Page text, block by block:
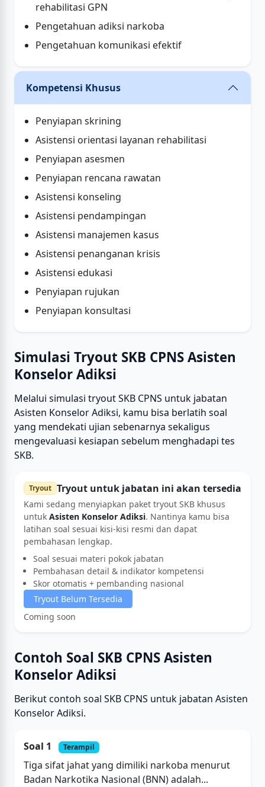
rehabilitasi GPN
Pengetahuan adiksi narkoba
Pengetahuan komunikasi efektif
Kompetensi Khusus
Penyiapan skrining
Asistensi orientasi layanan rehabilitasi
Penyiapan asesmen
Penyiapan rencana rawatan
Asistensi konseling
Asistensi pendampingan
Asistensi manajemen kasus
Asistensi penanganan krisis
Asistensi edukasi
Penyiapan rujukan
Penyiapan konsultasi
Simulasi Tryout SKB CPNS Asisten
Konselor Adiksi
Melalui simulasi tryout SKB CPNS untuk jabatan
Asisten Konselor Adiksi, kamu bisa berlatih soal
yang mendekati ujian sebenarnya sekaligus
mengevaluasi kesiapan sebelum menghadapi tes
SKB.
Tryout Tryout untuk jabatan ini akan tersedia
Kami sedang menyiapkan paket tryout SKB khusus
untuk Asisten Konselor Adiksi. Nantinya kamu bisa
latihan soal sesuai kisi-kisi resmi dan dapat
pembahasan lengkap.
Soal sesuai materi pokok jabatan
Pembahasan detail & indikator kompetensi
Skor otomatis + pembanding nasional
Tryout Belum Tersedia
Coming soon
Contoh Soal SKB CPNS Asisten
Konselor Adiksi
Berikut contoh soal SKB CPNS untuk jabatan Asisten
Konselor Adiksi.
Soal 1 Terampil
Tiga sifat jahat yang dimiliki narkoba menurut
Badan Narkotika Nasional (BNN) adalah...